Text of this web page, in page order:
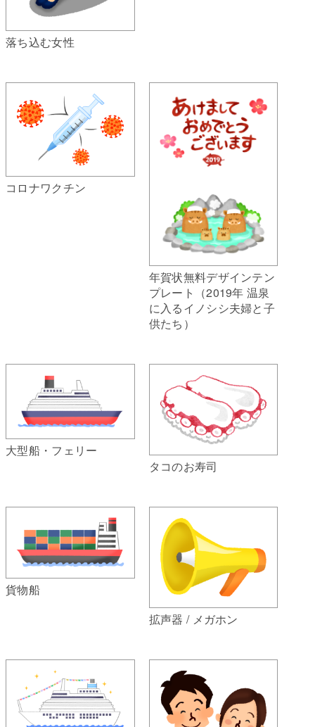
落ち込む女性
コロナワクチン
年賀状無料デザインテン
プレート（2019年 温泉
に入るイノシシ夫婦と子
供たち）
大型船・フェリー
タコのお寿司
貨物船
拡声器 / メガホン